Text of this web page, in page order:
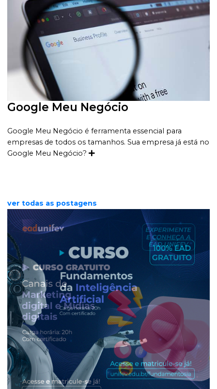
Google Meu Negócio
Google Meu Negócio é ferramenta essencial para
empresas de todos os tamanhos. Sua empresa já está no
Google Meu Negócio?
ver todas as postagens